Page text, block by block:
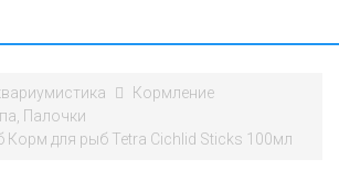
Кормление
Палочки
Корм для рыб Tetra Cichlid Sticks 100мл